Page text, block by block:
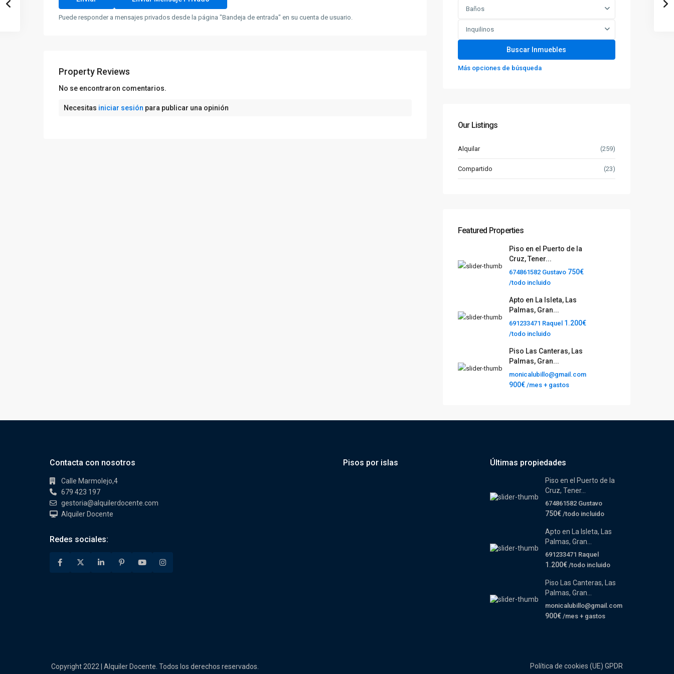
Puede responder a mensajes privados desde la página "Bandeja de entrada" en su cuenta de usuario.
Property Reviews
No se encontraron comentarios.
Necesitas iniciar sesión para publicar una opinión
Baños
Inquilinos
Más opciones de búsqueda
Our Listings
Alquilar (259)
Compartido (23)
Featured Properties
Piso en el Puerto de la
Cruz, Tener...
674861582 Gustavo 750€
/todo incluido
Apto en La Isleta, Las
Palmas, Gran...
691233471 Raquel 1.200€
/todo incluido
Piso Las Canteras, Las
Palmas, Gran...
monicalubillo@gmail.com
900€ /mes + gastos
Contacta con nosotros
Calle Marmolejo,4
679 423 197
gestoria@alquilerdocente.com
Alquiler Docente
Redes sociales:
Pisos por islas Últimas propiedades
Piso en el Puerto de la
Cruz, Tener...
674861582 Gustavo
750€ /todo incluido
Apto en La Isleta, Las
Palmas, Gran...
691233471 Raquel
1.200€ /todo incluido
Piso Las Canteras, Las
Palmas, Gran...
monicalubillo@gmail.com
900€ /mes + gastos
Copyright 2022 | Alquiler Docente. Todos los derechos reservados. Política de cookies (UE) GPDR